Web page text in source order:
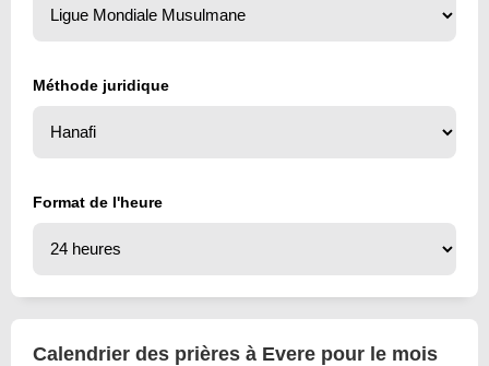
Méthode juridique
Format de l'heure
Calendrier des prières à Evere pour le mois